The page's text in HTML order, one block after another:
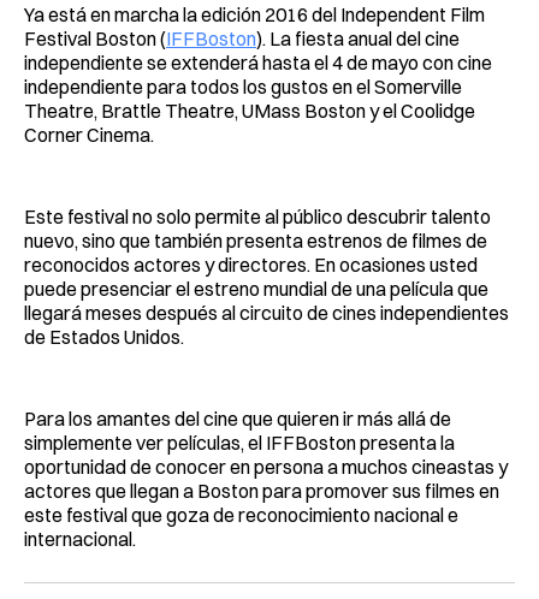
Ya está en marcha la edición 2016 del Independent Film
Festival Boston (IFFBoston). La fiesta anual del cine
independiente se extenderá hasta el 4 de mayo con cine
independiente para todos los gustos en el Somerville
Theatre, Brattle Theatre, UMass Boston y el Coolidge
Corner Cinema.
Este festival no solo permite al público descubrir talento
nuevo, sino que también presenta estrenos de filmes de
reconocidos actores y directores. En ocasiones usted
puede presenciar el estreno mundial de una película que
llegará meses después al circuito de cines independientes
de Estados Unidos.
Para los amantes del cine que quieren ir más allá de
simplemente ver películas, el IFFBoston presenta la
oportunidad de conocer en persona a muchos cineastas y
actores que llegan a Boston para promover sus filmes en
este festival que goza de reconocimiento nacional e
internacional.